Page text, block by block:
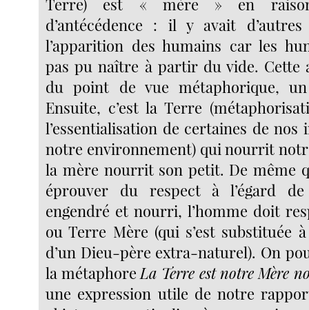
Terre) est « mère » en
d’antécédence : il y avait
l’apparition des humains car les
pas pu naître à partir du vide. Cette
du point de vue métaphorique, un
Ensuite, c’est la Terre
l’essentialisation de certaines de nos
notre environnement) qui nourrit
la mère nourrit son petit. De même
éprouver du respect à l’égard
engendré et nourri, l’homme doit
ou Terre Mère (qui s’est substituée à
d’un Dieu-père extra-naturel). On
la métaphoreLa Terre est notre Mère
une expression utile de notre